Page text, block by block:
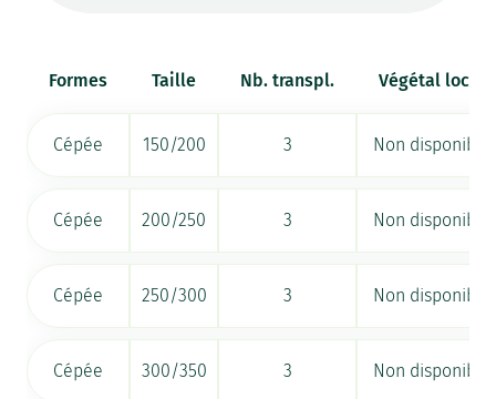
Formes Taille Nb. transpl. Végétal local
Cépée 150/200 3 Non disponible
Cépée 200/250 3 Non disponible
Cépée 250/300 3 Non disponible
Cépée 300/350 3 Non disponible